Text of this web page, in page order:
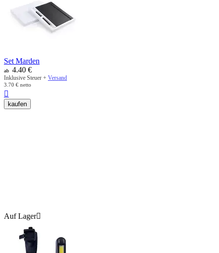
Set Marden
ab 4.40 €
Inklusive Steuer + Versand
3.70 € netto

kaufen
Auf Lager